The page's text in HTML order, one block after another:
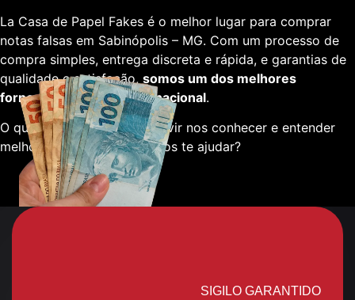
La Casa de Papel Fakes é o melhor lugar para comprar
notas falsas em Sabinópolis – MG. Com um processo de
compra simples, entrega discreta e rápida, e garantias de
qualidade e satisfação, somos um dos melhores
fornecedores em escala nacional.
O que está esperando para vir nos conhecer e entender
melhor sobre como podemos te ajudar?
SIGILO GARANTIDO